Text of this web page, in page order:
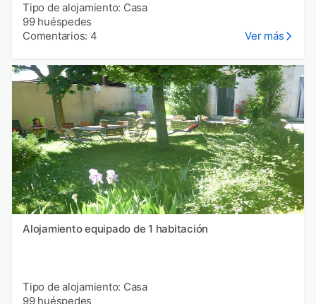
Tipo de alojamiento: Casa
99 huéspedes
Comentarios: 4
Ver más
Alojamiento equipado de 1 habitación
Tipo de alojamiento: Casa
99 huéspedes